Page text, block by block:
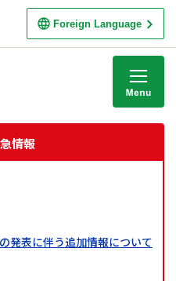
Foreign Language
情報
発表に伴う追加情報について